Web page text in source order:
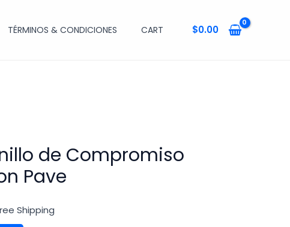
TÉRMINOS & CONDICIONES CART $0.00
de Compromiso
Pave
Shipping